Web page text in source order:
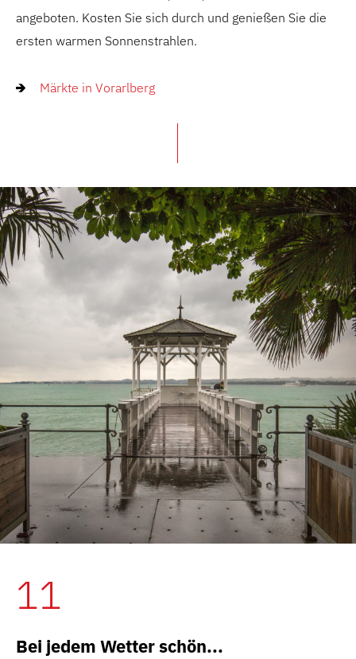
angeboten. Kosten Sie sich durch und genießen Sie die
ersten warmen Sonnenstrahlen.
Märkte in Vorarlberg
11
Bei jedem Wetter schön...